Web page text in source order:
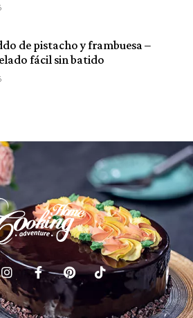
de pistacho y frambuesa –
fácil sin batido